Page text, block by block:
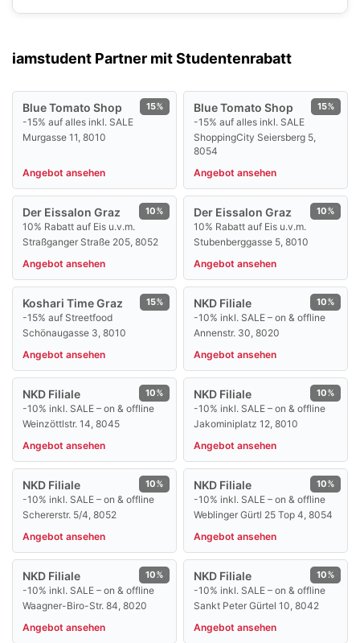
iamstudent Partner mit Studentenrabatt
15%
Blue Tomato Shop
-15% auf alles inkl. SALE
Murgasse 11, 8010
Angebot ansehen
15%
Blue Tomato Shop
-15% auf alles inkl. SALE
ShoppingCity Seiersberg 5,
8054
Angebot ansehen
10%
Der Eissalon Graz
10% Rabatt auf Eis u.v.m.
Straßganger Straße 205, 8052
Angebot ansehen
10%
Der Eissalon Graz
10% Rabatt auf Eis u.v.m.
Stubenberggasse 5, 8010
Angebot ansehen
15%
Koshari Time Graz
-15% auf Streetfood
Schönaugasse 3, 8010
Angebot ansehen
10%
NKD Filiale
-10% inkl. SALE – on & offline
Annenstr. 30, 8020
Angebot ansehen
10%
NKD Filiale
-10% inkl. SALE – on & offline
Weinzöttlstr. 14, 8045
Angebot ansehen
10%
NKD Filiale
-10% inkl. SALE – on & offline
Jakominiplatz 12, 8010
Angebot ansehen
10%
NKD Filiale
-10% inkl. SALE – on & offline
Schererstr. 5/4, 8052
Angebot ansehen
10%
NKD Filiale
-10% inkl. SALE – on & offline
Weblinger Gürtl 25 Top 4, 8054
Angebot ansehen
10%
NKD Filiale
-10% inkl. SALE – on & offline
Waagner-Biro-Str. 84, 8020
Angebot ansehen
10%
NKD Filiale
-10% inkl. SALE – on & offline
Sankt Peter Gürtel 10, 8042
Angebot ansehen